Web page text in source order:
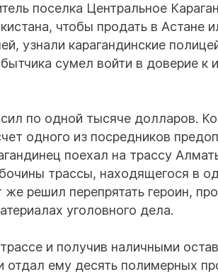
поселка Центральное
чтобы продать в Астане
узнали карагандинские
сумел войти в доверие к
по одной тысяче долларов.
одного из посредников
поехал на трассу
трассы, находящегося в
решил перепрятать героин,
уголовного дела.
и получив наличными
отдал ему десять полимерных